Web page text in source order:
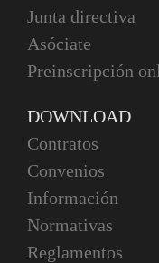
Junta directiva
Asóciate
Preinscripción
DOWNLOAD
Contratos
Convenios
Información
Normativas
Reglamentos